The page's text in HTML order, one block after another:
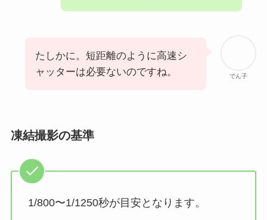
でん子
たしかに。短距離のように高速シ
ャッターは必要ないのですね。
凍結撮影の基準
1/800〜1/1250秒が目安となります。